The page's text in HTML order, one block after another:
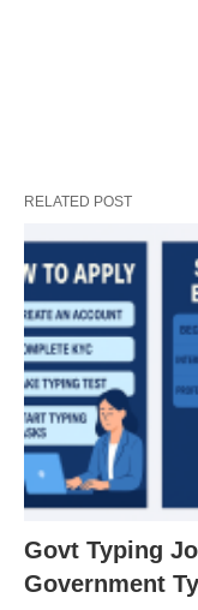
RELATED POST
Govt Typing
Government